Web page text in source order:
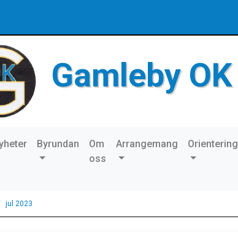
Gamleby OK
Byrundan
Om
oss
Arrangemang Orientering
jul 2023